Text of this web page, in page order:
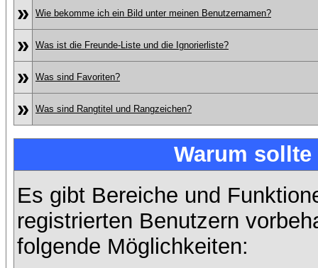
» Wie bekomme ich ein Bild unter meinen Benutzernamen?
» Was ist die Freunde-Liste und die Ignorierliste?
» Was sind Favoriten?
» Was sind Rangtitel und Rangzeichen?
Warum
Es gibt Bereiche und
registrierten Benutzern
folgende Möglichkeiten: